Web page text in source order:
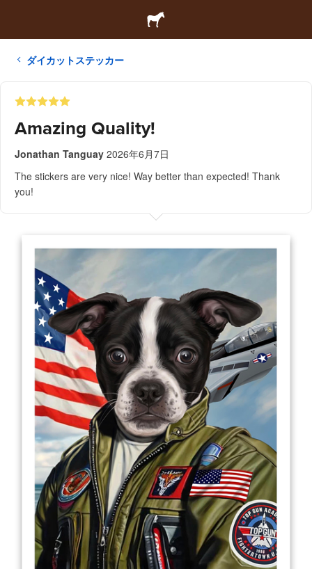
ダイカットステッカー
Amazing Quality!
Jonathan Tanguay 2026年6月7日
The stickers are very nice! Way better than expected! Thank
you!